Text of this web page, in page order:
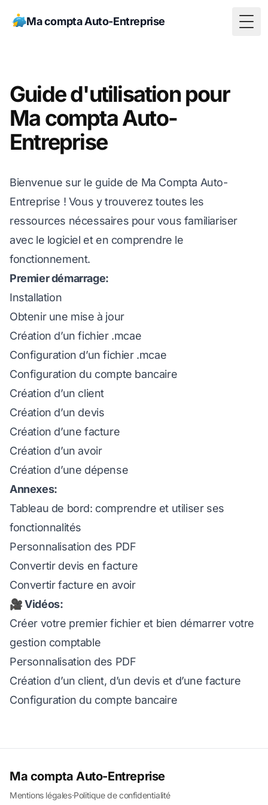
Ma compta Auto-Entreprise
Guide d'utilisation pour
Ma compta Auto-
Entreprise
Bienvenue sur le guide de Ma Compta Auto-
Entreprise ! Vous y trouverez toutes les
ressources nécessaires pour vous familiariser
avec le logiciel et en comprendre le
fonctionnement.
Premier démarrage:
Installation
Obtenir une mise à jour
Création d’un fichier .mcae
Configuration d’un fichier .mcae
Configuration du compte bancaire
Création d’un client
Création d’un devis
Création d’une facture
Création d’un avoir
Création d’une dépense
Annexes:
Tableau de bord: comprendre et utiliser ses
fonctionnalités
Personnalisation des PDF
Convertir devis en facture
Convertir facture en avoir
🎥 Vidéos:
Créer votre premier fichier et bien démarrer votre
gestion comptable
Personnalisation des PDF
Création d’un client, d’un devis et d’une facture
Configuration du compte bancaire
Ma compta Auto-Entreprise
Mentions légales·Politique de confidentialité